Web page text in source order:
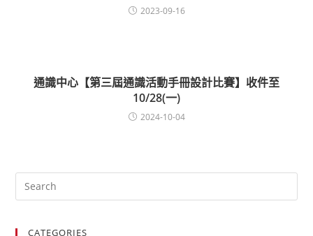
2023-09-16
通識中心【第三屆通識活動手冊設計比賽】收件至
10/28(一)
2024-10-04
CATEGORIES